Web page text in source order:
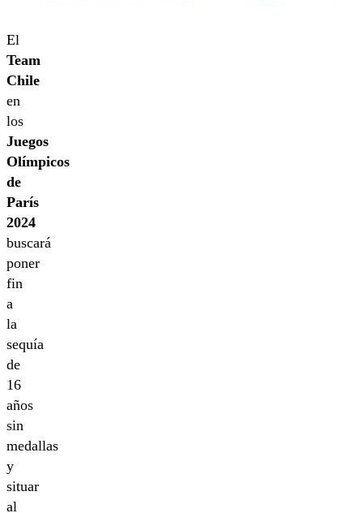
El
Team
Chile
en
los
Juegos
Olímpicos
de
París
2024
buscará
poner
fin
a
la
sequía
de
16
años
sin
medallas
y
situar
al